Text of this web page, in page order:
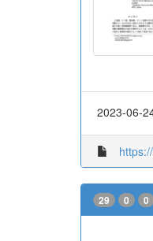
2023-06-
29 0 0